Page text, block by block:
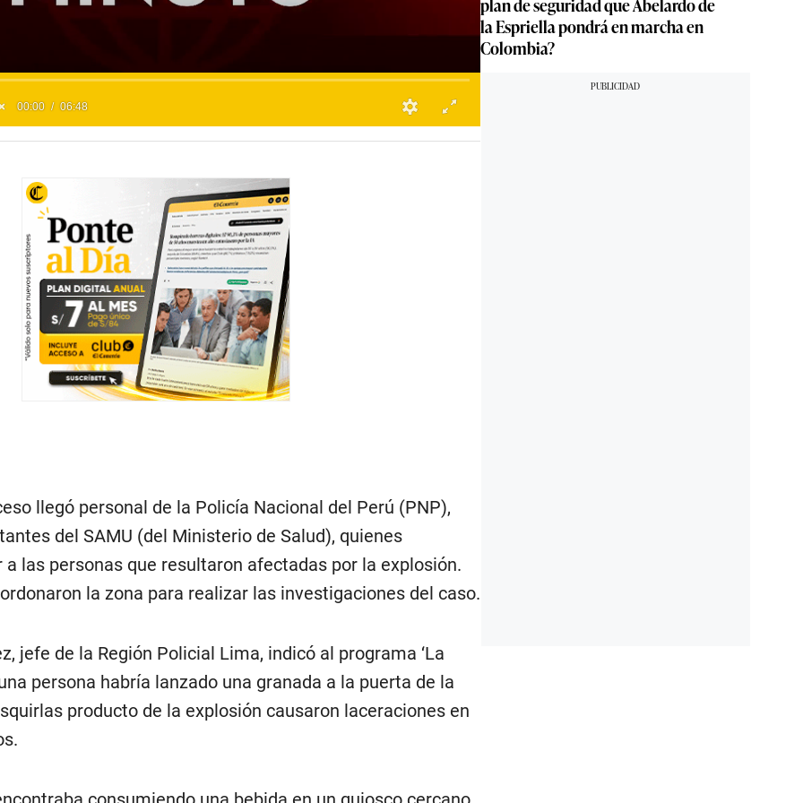
llegó personal de la Policía Nacional del Perú (PNP),
del SAMU (del Ministerio de Salud), quienes
las personas que resultaron afectadas por la explosión.
la zona para realizar las investigaciones del caso.
jefe de la Región Policial Lima, indicó al programa ‘La
persona habría lanzado una granada a la puerta de la
producto de la explosión causaron laceraciones en
la Espriella pondrá en marcha en
Colombia?